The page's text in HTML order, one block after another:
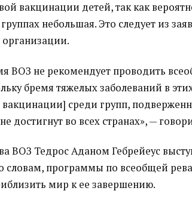
вакцинации детей, так как
небольшая. Это следует из
организации.
ВОЗ не рекомендует проводить
бремя тяжелых заболеваний в
вакцинации] среди групп,
достигнут во всех странах», —
ВОЗ Тедрос Аданом Гебрейеус
словам, программы по всеобщей
мир к ее завершению.